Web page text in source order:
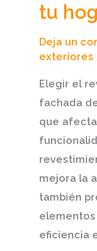
tu
Deja un
exteriores
Elegir el
fachada
que
mejora la
también
eficiencia
de
adecuado
tu
hogar